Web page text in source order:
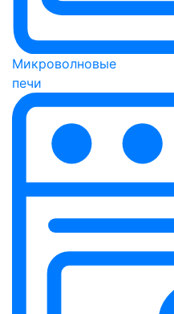
Микроволновые
печи